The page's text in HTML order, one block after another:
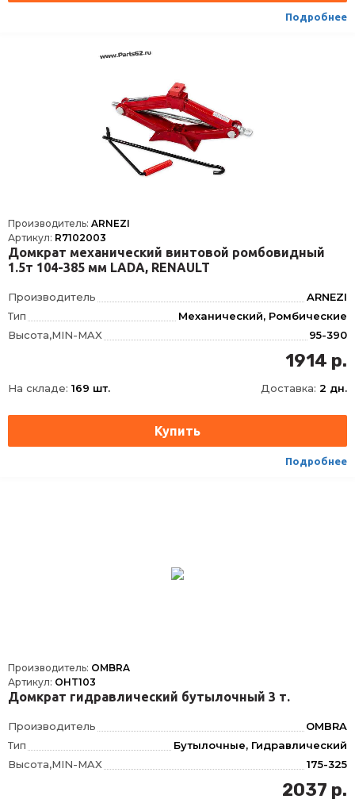
Подробнее
Производитель: ARNEZI
Артикул: R7102003
Домкрат механический винтовой ромбовидный
1.5т 104-385 мм LADA, RENAULT
Производитель
ARNEZI
Тип
Механический, Ромбические
Высота,MIN-MAX
95-390
ромбический
Высота подхвата
95
1914 р.
На складе: 169 шт. Доставка: 2 дн.
Подробнее
Производитель: OMBRA
Артикул: OHT103
Домкрат гидравлический бутылочный 3 т.
Производитель
OMBRA
Тип
Бутылочные, Гидравлический
Высота,MIN-MAX
175-325
2037 р.